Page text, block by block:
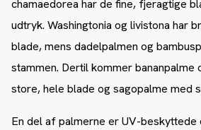
chamaedorea har de fine, fjeragtige
udtryk. Washingtonia og livistona har
blade, mens dadelpalmen og
stammen. Dertil kommer bananpalme
store, hele blade og sagopalme med
En del af palmerne er UV-beskyttede